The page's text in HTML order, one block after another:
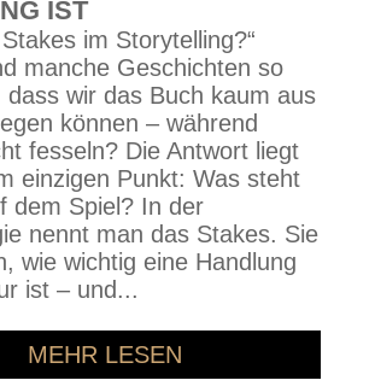
IST
im Storytelling?“
manche Geschichten so
dass wir das Buch kaum aus
können – während
fesseln? Die Antwort liegt
einzigen Punkt: Was steht
dem Spiel? In der
nennt man das Stakes. Sie
wie wichtig eine Handlung
ist – und...
MEHR LESEN